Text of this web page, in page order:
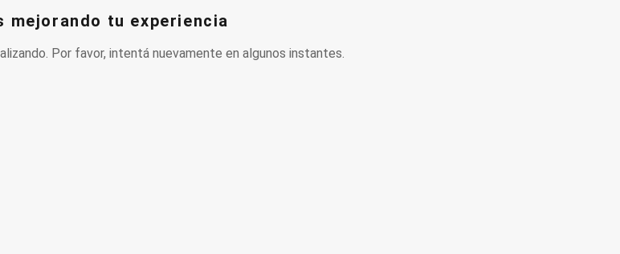
mejorando tu experiencia
Por favor, intentá nuevamente en algunos instantes.